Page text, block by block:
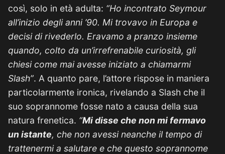
così, solo in età adulta: “Ho incontrato Seymour
all’inizio degli anni ’90. Mi trovavo in Europa e
decisi di rivederlo. Eravamo a pranzo insieme
quando, colto da un’irrefrenabile curiosità, gli
chiesi come mai avesse iniziato a chiamarmi
Slash”. A quanto pare, l’attore rispose in maniera
particolarmente ironica, rivelando a Slash che il
suo soprannome fosse nato a causa della sua
natura frenetica. “Mi disse che non mi fermavo
un istante, che non avessi neanche il tempo di
trattenermi a salutare e che questo soprannome